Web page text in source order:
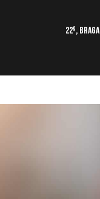
22º, Braga